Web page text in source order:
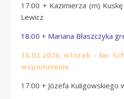
17:00 + Kazimierza (m)
Lewicz
18:00 + Mariana Błaszczyka
10.02.2026; wtorek – św.
wspomnienie
17:00 + Józefa Kuligowskiego